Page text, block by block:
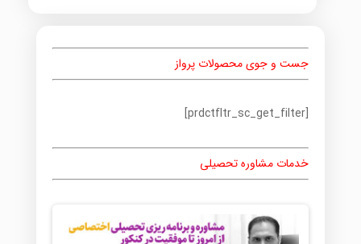
جست و جوی محصولات پرواز
[prdctfltr_sc_get_filter]
خدمات مشاوره تحصیلی